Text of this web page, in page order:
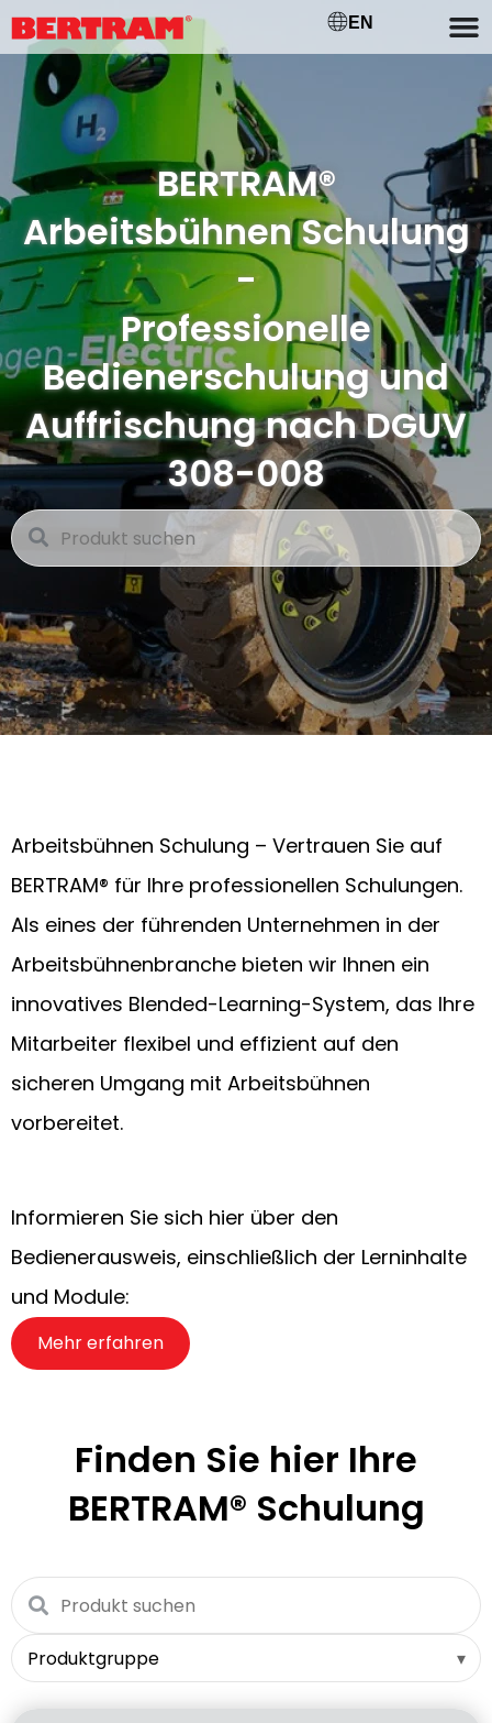
EN
BERTRAM®
Arbeitsbühnen Schulung
-
Professionelle
Bedienerschulung und
Auffrischung nach DGUV
308-008
Arbeitsbühnen Schulung – Vertrauen Sie auf
BERTRAM® für Ihre professionellen Schulungen.
Als eines der führenden Unternehmen in der
Arbeitsbühnenbranche bieten wir Ihnen ein
innovatives Blended-Learning-System, das Ihre
Mitarbeiter flexibel und effizient auf den
sicheren Umgang mit Arbeitsbühnen
vorbereitet.
Informieren Sie sich hier über den
Bedienerausweis, einschließlich der Lerninhalte
und Module:
Mehr erfahren
Finden Sie hier Ihre
BERTRAM® Schulung
▾